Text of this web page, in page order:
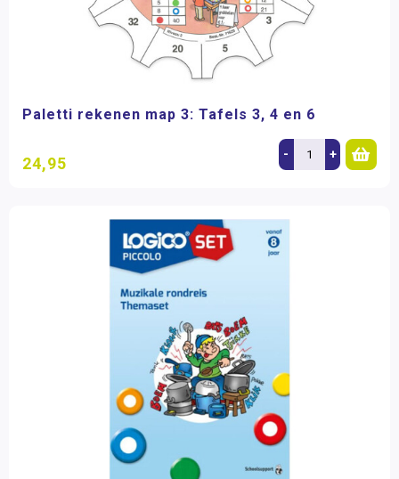
Paletti rekenen map 3: Tafels 3, 4 en 6
24,95 - +